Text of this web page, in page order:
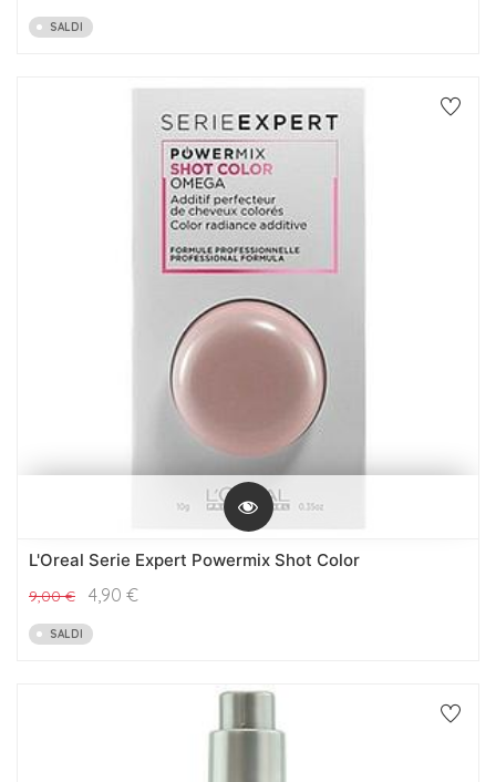
SALDI
L'Oreal Serie Expert Powermix Shot Color
9,00€ 4,90 €
SALDI